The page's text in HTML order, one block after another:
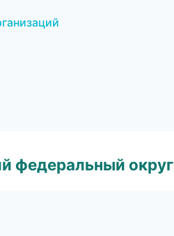
федеральный округ